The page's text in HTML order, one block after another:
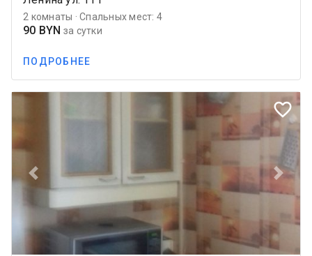
2 комнаты · Спальных мест: 4
90 BYN за сутки
ПОДРОБНЕЕ
favorite_border
Previous Next